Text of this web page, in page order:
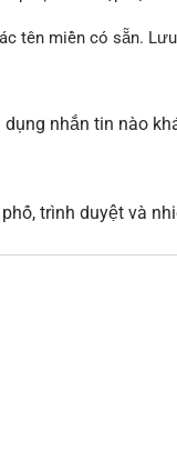
tên miền có sẵn.
dụng nhắn tin nào
trình duyệt và